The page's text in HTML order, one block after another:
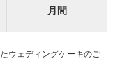
月間
ウェディングケーキのご